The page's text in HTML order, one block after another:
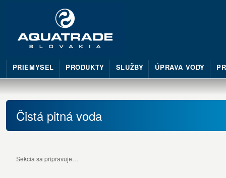
PRIEMYSEL PRODUKTY SLUŽBY ÚPRAVA VODY
Čistá pitná voda
Sekcia sa pripravuje…